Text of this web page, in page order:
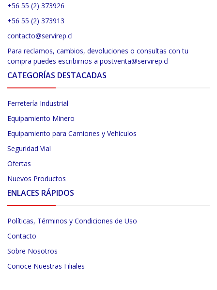
+56 55 (2) 373926
+56 55 (2) 373913
contacto@servirep.cl
Para reclamos, cambios, devoluciones o consultas con tu
compra puedes escribirnos a postventa@servirep.cl
CATEGORÍAS DESTACADAS
Ferretería Industrial
Equipamiento Minero
Equipamiento para Camiones y Vehículos
Seguridad Vial
Ofertas
Nuevos Productos
ENLACES RÁPIDOS
Políticas, Términos y Condiciones de Uso
Contacto
Sobre Nosotros
Conoce Nuestras Filiales